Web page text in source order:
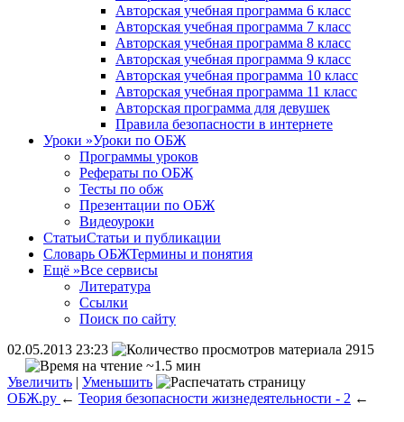
Авторская учебная программа 6 класс
Авторская учебная программа 7 класс
Авторская учебная программа 8 класс
Авторская учебная программа 9 класс
Авторская учебная программа 10 класс
Авторская учебная программа 11 класс
Авторская программа для девушек
Правила безопасности в интернете
Уроки »Уроки по ОБЖ
Программы уроков
Рефераты по ОБЖ
Тесты по обж
Презентации по ОБЖ
Видеоуроки
СтатьиСтатьи и публикации
Словарь ОБЖТермины и понятия
Ещё »Все сервисы
Литература
Ссылки
Поиск по сайту
02.05.2013 23:23
2915
~1.5 мин
Увеличить | Уменьшить
ОБЖ.ру ← Теория безопасности жизнедеятельности - 2 ←